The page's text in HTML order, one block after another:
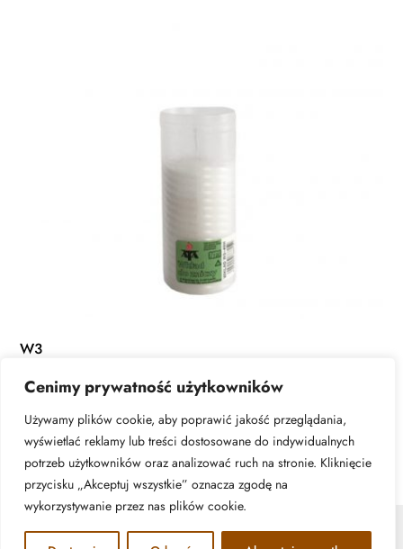
Cenimy prywatność użytkowników
Używamy plików cookie, aby poprawić jakość przeglądania,
wyświetlać reklamy lub treści dostosowane do indywidualnych
potrzeb użytkowników oraz analizować ruch na stronie. Kliknięcie
przycisku „Akceptuj wszystkie” oznacza zgodę na
wykorzystywanie przez nas plików cookie.
W3
DOWIEDZ SIĘ WIĘCEJ
© ATA Znicze - 2026 | All rights reserved. Realizacja: